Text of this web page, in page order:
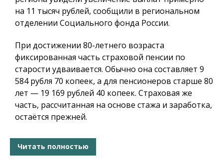
на 11 тысяч рублей, сообщили в региональном
отделении Социального фонда России.
При достижении 80-летнего возраста
фиксированная часть страховой пенсии по
старости удваивается. Обычно она составляет 9
584 рубля 70 копеек, а для пенсионеров старше 80
лет — 19 169 рублей 40 копеек. Страховая же
часть, рассчитанная на основе стажа и заработка,
остаётся прежней.
Читать полностью